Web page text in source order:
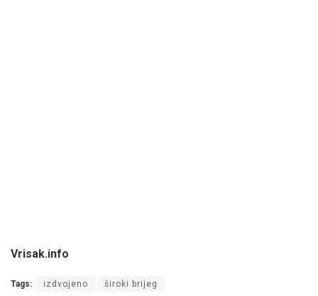
Vrisak.info
Tags: izdvojeno široki brijeg